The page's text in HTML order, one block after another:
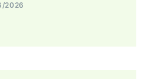
2026